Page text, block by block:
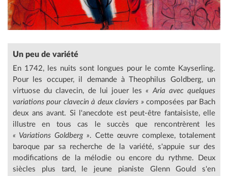
Un peu de variété
En 1742, les nuits sont longues pour le comte Kayserling.
Pour les occuper, il demande à Theophilus Goldberg, un
virtuose du clavecin, de lui jouer les« Aria avec quelques
variations pour clavecin à deux claviers » composées par Bach
deux ans avant. Si l'anecdote est peut-être fantaisiste, elle
illustre en tous cas le succès que rencontrèrent les
« Variations Goldberg ». Cette œuvre complexe, totalement
baroque par sa recherche de la variété, s'appuie sur des
modifications de la mélodie ou encore du rythme. Deux
siècles plus tard, le jeune pianiste Glenn Gould s'en